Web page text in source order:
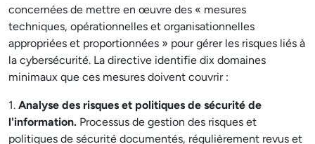
concernées de mettre en œuvre des « mesures
techniques, opérationnelles et organisationnelles
appropriées et proportionnées » pour gérer les risques liés à
la cybersécurité. La directive identifie dix domaines
minimaux que ces mesures doivent couvrir :
1. Analyse des risques et politiques de sécurité de
l'information. Processus de gestion des risques et
politiques de sécurité documentés, régulièrement revus et